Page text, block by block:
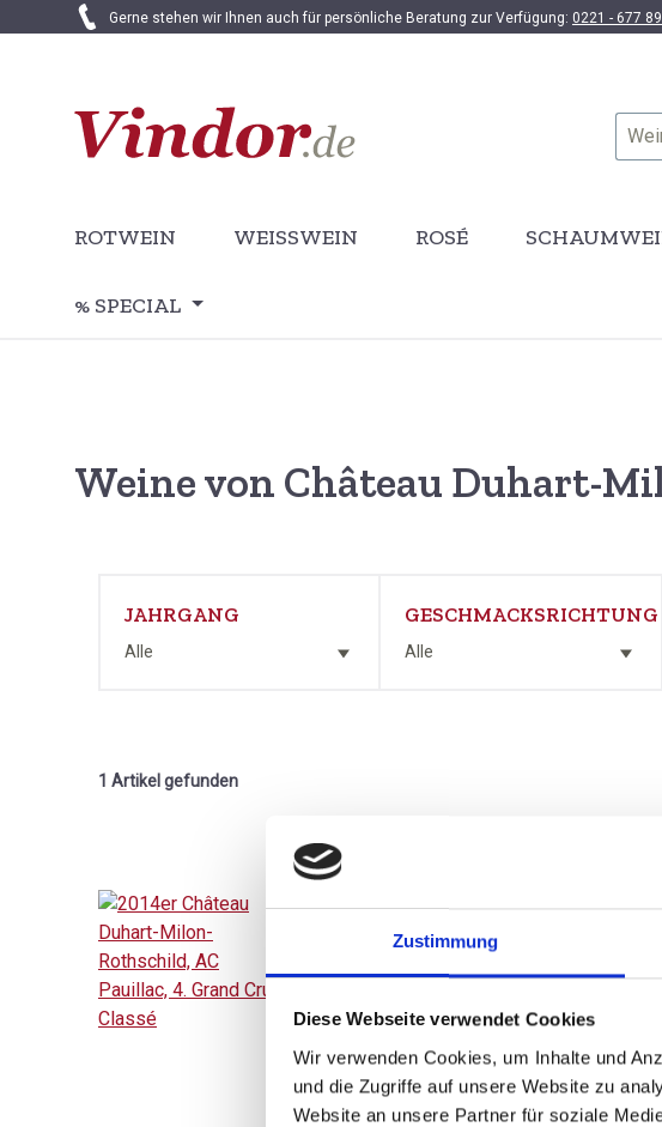
Zustimmung
Diese Webseite verwendet Cookies
Wir verwenden Cookies, um Inhalte und
und die Zugriffe auf unsere Website zu
Website an unsere Partner für soziale
Hauptinhalt springen
Zur Suche springen
Zur Hauptnavigation springen
Gerne stehen wir Ihnen auch für persönliche Beratung zur Verfügung: 0221 - 677
ROTWEIN WEISSWEIN ROSÉ
% SPECIAL
Weine von Château Duhart-
JAHRGANG
Alle
GESCHMACKSRICHTUNG
Alle
1 Artikel gefunden
Duhart-Milon-
Rothschild, AC
Pauillac, 4. Grand Cru
Classé
trocken, Bordeaux